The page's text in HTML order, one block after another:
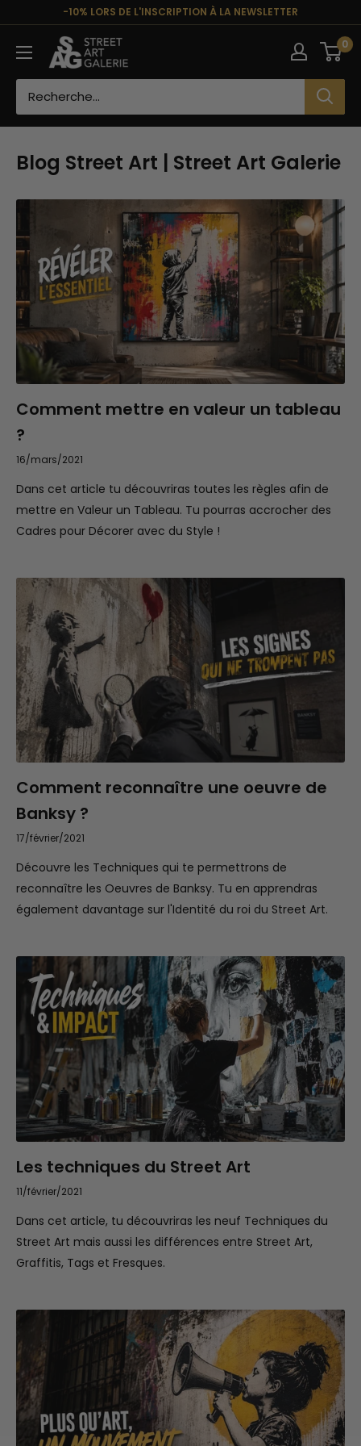
contenu
-10% LORS DE L'INSCRIPTION À LA NEWSLETTER
Street
Art
0
Blog Street Art | Street Art Galerie
Comment mettre en valeur un tableau
?
16/mars/2021
Dans cet article tu découvriras toutes les règles afin de
mettre en Valeur un Tableau. Tu pourras accrocher des
Cadres pour Décorer avec du Style !
Comment reconnaître une oeuvre de
Banksy ?
17/février/2021
Découvre les Techniques qui te permettrons de
reconnaître les Oeuvres de Banksy. Tu en apprendras
également davantage sur l'Identité du roi du Street Art.
Les techniques du Street Art
11/février/2021
Dans cet article, tu découvriras les neuf Techniques du
Street Art mais aussi les différences entre Street Art,
Graffitis, Tags et Fresques.